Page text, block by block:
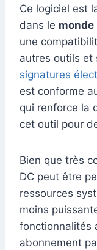
Ce logiciel est
dans le
une
autres outils et
signatures
est conforme
qui renforce la
cet outil pour
Bien que très
DC peut être
ressources
moins
fonctionnalités
abonnement